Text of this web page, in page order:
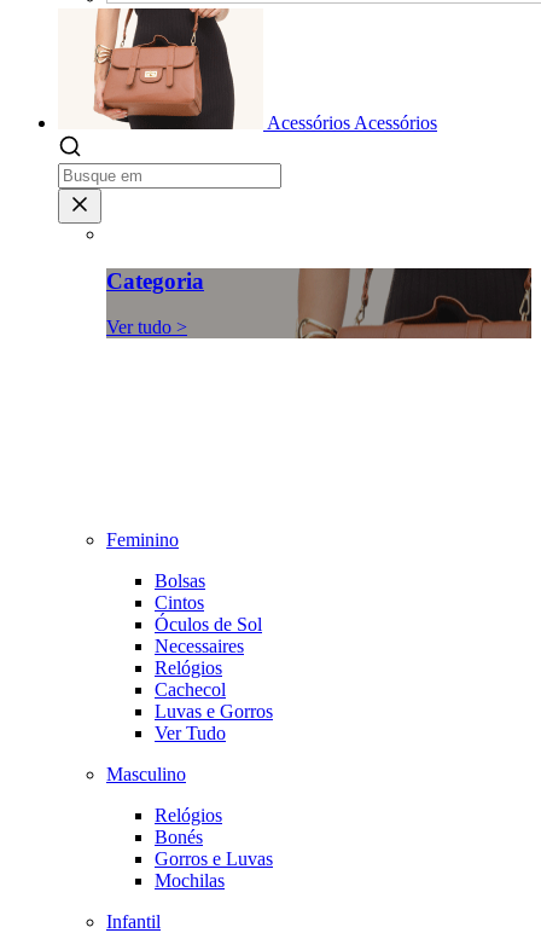
Acessórios Acessórios
Categoria
Ver tudo >
Feminino
Bolsas
Cintos
Óculos de Sol
Necessaires
Relógios
Cachecol
Luvas e Gorros
Ver Tudo
Masculino
Relógios
Bonés
Gorros e Luvas
Mochilas
Infantil